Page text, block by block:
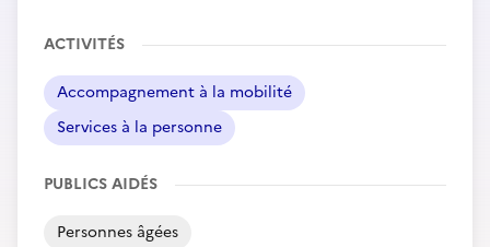
ACTIVITÉS
Accompagnement à la mobilité
Services à la personne
PUBLICS AIDÉS
Personnes âgées